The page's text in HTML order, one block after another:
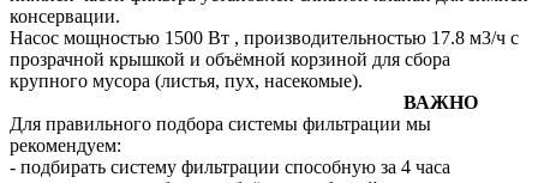
консервации.
Насос мощностью 1500 Вт , производительностью 17.8 м3/ч с
прозрачной крышкой и объёмной корзиной для сбора
крупного мусора (листья, пух, насекомые).
ВАЖНО
Для правильного подбора системы фильтрации мы
рекомендуем:
- подбирать систему фильтрации способную за 4 часа